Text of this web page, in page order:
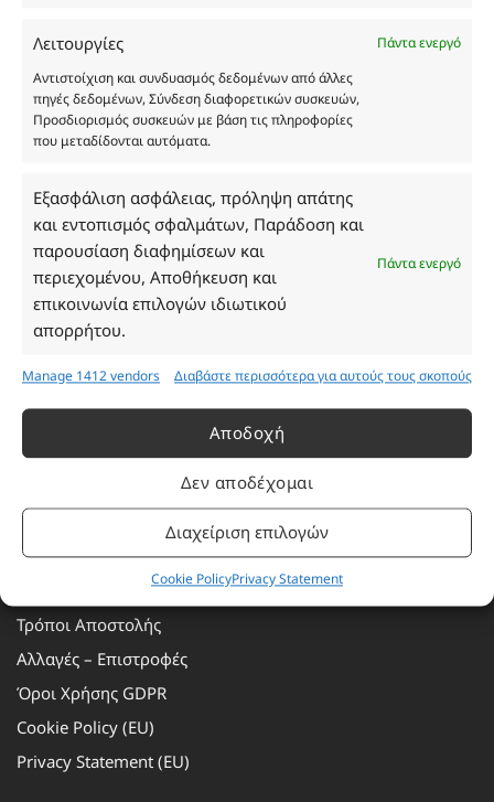
Λειτουργίες
Πάντα ενεργό
Αντιστοίχιση και συνδυασμός δεδομένων από άλλες
πηγές δεδομένων, Σύνδεση διαφορετικών συσκευών,
Προσδιορισμός συσκευών με βάση τις πληροφορίες
που μεταδίδονται αυτόματα.
Εξασφάλιση ασφάλειας, πρόληψη απάτης
και εντοπισμός σφαλμάτων, Παράδοση και
παρουσίαση διαφημίσεων και
περιεχομένου, Αποθήκευση και
επικοινωνία επιλογών ιδιωτικού
απορρήτου.
Πάντα ενεργό
Manage 1412 vendors Διαβάστε περισσότερα για αυτούς τους σκοπούς
Αποδοχή
Δεν αποδέχομαι
Διαχείριση επιλογών
Cookie PolicyPrivacy Statement
Τηλ. 2314 016010
ΑΦΜ 803285309
ΓΕΜΗ 193802504000
Δευτέρα: 08:30–16:30
Τρίτη: 08:30–16:30
Τετάρτη: 08:30–16:30
Πέμπτη: 08:30–16:30
Παρασκευή: 08:30–16:30
Πρόγραμμα Ανταμοιβής
Επικοινωνία
Τρόποι Πληρωμής
Τρόποι Αποστολής
Αλλαγές – Επιστροφές
Όροι Χρήσης GDPR
Cookie Policy (EU)
Privacy Statement (EU)